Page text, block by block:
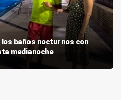
baños nocturnos con
medianoche